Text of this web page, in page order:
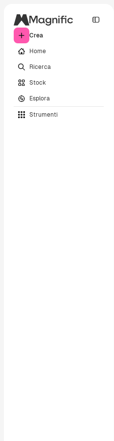
Crea
Home
Ricerca
Stock
Esplora
Strumenti